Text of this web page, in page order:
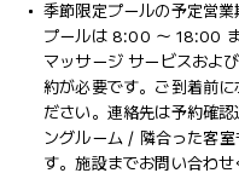
季節限定プールの予定営業
プールは 8:00 ～ 18:00 ま
マッサージ サービスおよ
約が必要です。ご到着前
ださい。連絡先は予約確
ングルーム / 隣合った客
す。施設までお問い合わ